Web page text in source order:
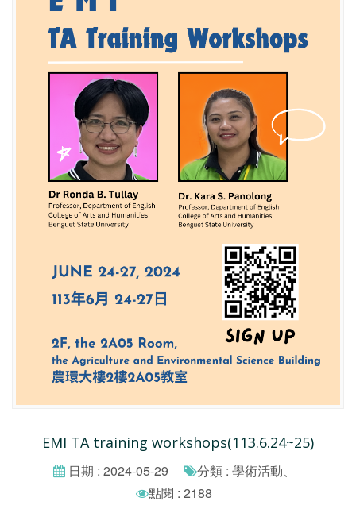
EMI TA training workshops(113.6.24~25)
日期 : 2024-05-29
分類 : 學術活動、
點閱 : 2188